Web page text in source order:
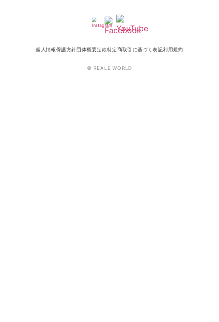
個人情報保護方針団体概要定款特定商取引に基づく表記利用規約
© REALE WORLD